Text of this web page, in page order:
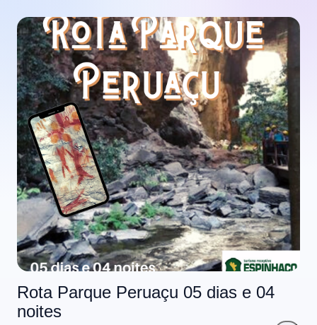
Rota Parque Peruaçu 05 dias e 04
noites